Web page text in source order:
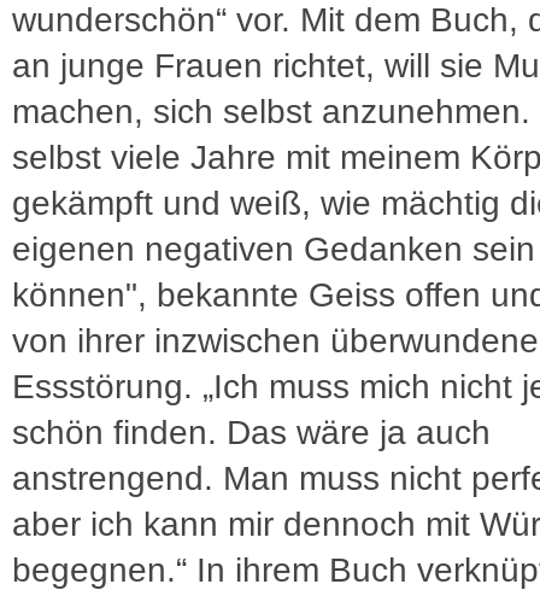
wunderschön“ vor. Mit dem Buch,
an junge Frauen richtet, will sie
machen, sich selbst anzunehmen.
selbst viele Jahre mit meinem
gekämpft und weiß, wie mächtig
eigenen negativen Gedanken sein
können", bekannte Geiss offen
von ihrer inzwischen
Essstörung. „Ich muss mich nicht
schön finden. Das wäre ja auch
anstrengend. Man muss nicht
aber ich kann mir dennoch mit
begegnen.“ In ihrem Buch